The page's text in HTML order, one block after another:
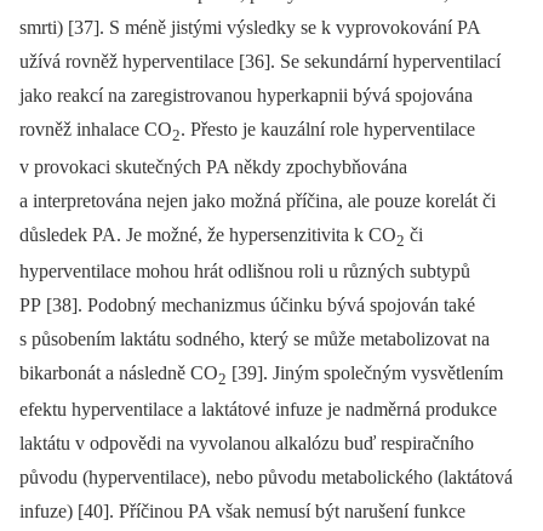
smrti) [37]. S méně jistými výsledky se k vyprovokování PA
užívá rovněž hyperventilace [36]. Se sekundární hyperventilací
jako reakcí na zaregistrovanou hyperkapnii bývá spojována
rovněž inhalace CO2. Přesto je kauzální role hyperventilace
v provokaci skutečných PA někdy zpochybňována
a interpretována nejen jako možná příčina, ale pouze korelát či
důsledek PA. Je možné, že hypersenzitivita k CO2 či
hyperventilace mohou hrát odlišnou roli u různých subtypů
PP [38]. Podobný mechanizmus účinku bývá spojován také
s působením laktátu sodného, který se může metabolizovat na
bikarbonát a následně CO2 [39]. Jiným společným vysvětlením
efektu hyperventilace a laktátové infuze je nadměrná produkce
laktátu v odpovědi na vyvolanou alkalózu buď respiračního
původu (hyperventilace), nebo původu metabolického (laktátová
infuze) [40]. Příčinou PA však nemusí být narušení funkce